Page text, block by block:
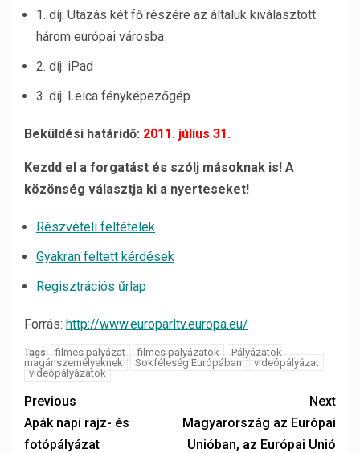
1. díj: Utazás két fő részére az általuk kiválasztott
három európai városba
2. díj: iPad
3. díj: Leica fényképezőgép
Beküldési határidő: 2011. július 31.
Kezdd el a forgatást és szólj másoknak is! A
közönség választja ki a nyerteseket!
Részvételi feltételek
Gyakran feltett kérdések
Regisztrációs űrlap
Forrás: http://www.europarltv.europa.eu/
Tags: filmes pályázat filmes pályázatok
Pályázatok
magánszemélyeknek
Sokféleség Európában
videópályázat
videópályázatok
Previous
Apák napi rajz- és
fotópályázat
Next
Magyarország az Európai
Unióban, az Európai Unió